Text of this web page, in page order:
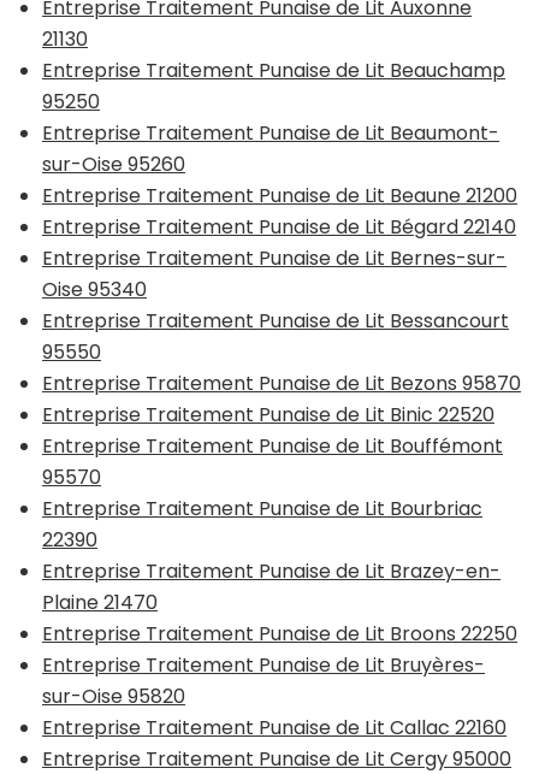
Entreprise Traitement Punaise de Lit Auxonne
21130
Entreprise Traitement Punaise de Lit Beauchamp
95250
Entreprise Traitement Punaise de Lit Beaumont-
sur-Oise 95260
Entreprise Traitement Punaise de Lit Beaune 21200
Entreprise Traitement Punaise de Lit Bégard 22140
Entreprise Traitement Punaise de Lit Bernes-sur-
Oise 95340
Entreprise Traitement Punaise de Lit Bessancourt
95550
Entreprise Traitement Punaise de Lit Bezons 95870
Entreprise Traitement Punaise de Lit Binic 22520
Entreprise Traitement Punaise de Lit Bouffémont
95570
Entreprise Traitement Punaise de Lit Bourbriac
22390
Entreprise Traitement Punaise de Lit Brazey-en-
Plaine 21470
Entreprise Traitement Punaise de Lit Broons 22250
Entreprise Traitement Punaise de Lit Bruyères-
sur-Oise 95820
Entreprise Traitement Punaise de Lit Callac 22160
Entreprise Traitement Punaise de Lit Cergy 95000